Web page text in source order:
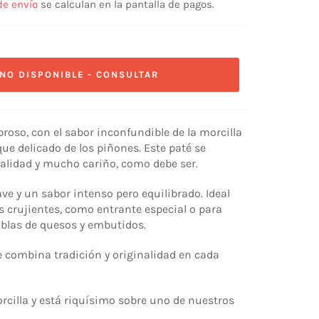
envío se calculan en la pantalla de pagos.
NO DISPONIBLE - CONSULTAR
con el sabor inconfundible de la morcilla
delicado de los piñones. Este paté se
y mucho cariño, como debe ser.
y un sabor intenso pero equilibrado. Ideal
crujientes, como entrante especial o para
de quesos y embutidos.
combina tradición y originalidad en cada
y está riquísimo sobre uno de nuestros